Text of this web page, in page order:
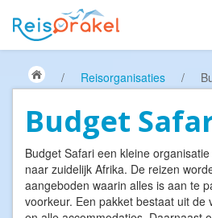
/ Reisorganisaties /
Budget
Budget Safari een kleine
naar zuidelijk Afrika. De reizen
aangeboden waarin alles is aan te
voorkeur. Een pakket bestaat uit de